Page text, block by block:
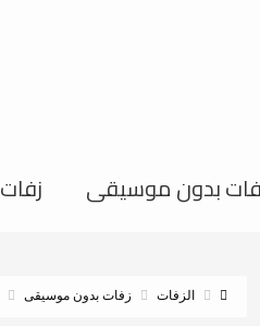
بدون موسيقى
الزفات زفات بدون موسيقى